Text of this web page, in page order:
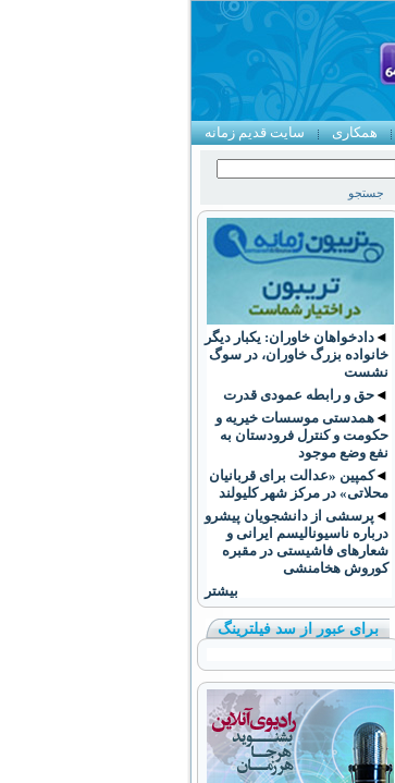
سایت قدیم زمانه همکاری
◄ دادخواهان خاوران: یکبار دیگر
خانواده بزرگ خاوران، در سوگ
نشست
◄ حق و رابطه عمودی قدرت
◄ همدستی موسسات خیریه و
حکومت و کنترل فرودستان به
نفع وضع موجود
◄کمپین «عدالت برای قربانیان
محلاتی» در مرکز شهر کلیولند
◄ پرسشی از دانشجویان پیشرو
درباره ناسیونالیسم ایرانی و
شعارهای فاشیستی در مقبره
کوروش هخامنشی
بیشتر
برای عبور از سد فیلترینگ